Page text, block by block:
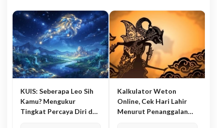
KUIS: Seberapa Leo Sih
Kamu? Mengukur
Tingkat Percaya Diri dan
Kalkulator Weton
Online, Cek Hari Lahir
Menurut Penanggalan